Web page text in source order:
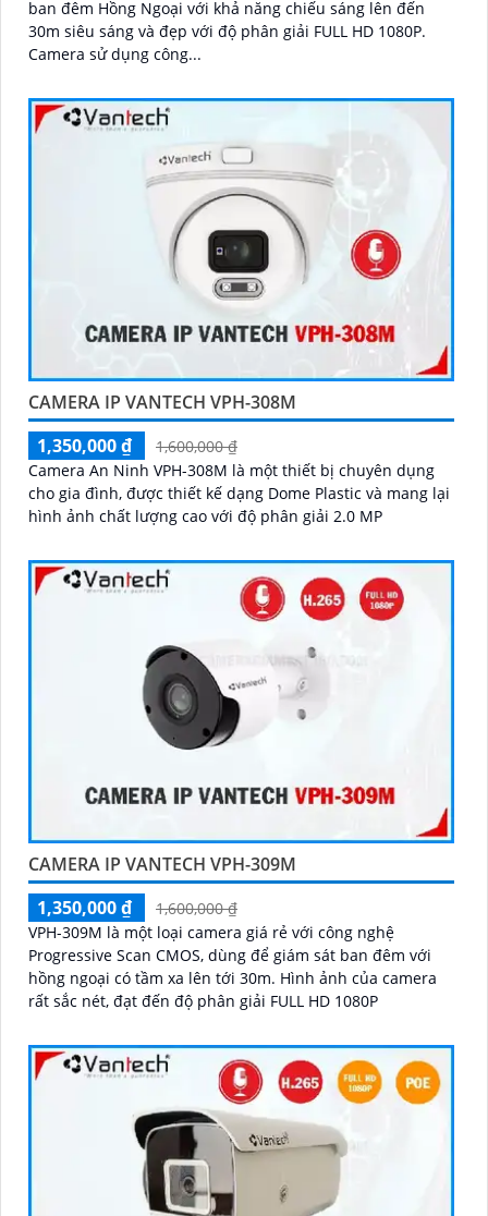
ban đêm Hồng Ngoại với khả năng chiếu sáng lên đến
30m siêu sáng và đẹp với độ phân giải FULL HD 1080P.
Camera sử dụng công...
CAMERA IP VANTECH VPH-308M
1,350,000 ₫
1,600,000 ₫
Camera An Ninh VPH-308M là một thiết bị chuyên dụng
cho gia đình, được thiết kế dạng Dome Plastic và mang lại
hình ảnh chất lượng cao với độ phân giải 2.0 MP
CAMERA IP VANTECH VPH-309M
1,350,000 ₫
1,600,000 ₫
VPH-309M là một loại camera giá rẻ với công nghệ
Progressive Scan CMOS, dùng để giám sát ban đêm với
hồng ngoại có tầm xa lên tới 30m. Hình ảnh của camera
rất sắc nét, đạt đến độ phân giải FULL HD 1080P